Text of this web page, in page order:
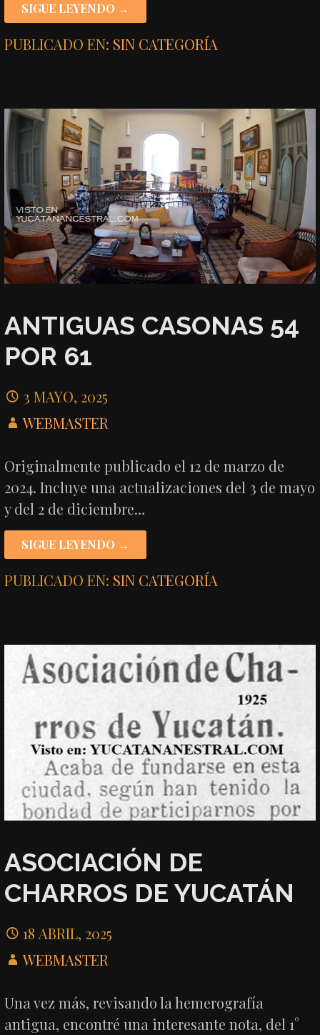
SIGUE LEYENDO →
PUBLICADO EN: SIN CATEGORÍA
ANTIGUAS CASONAS 54
POR 61
3 MAYO, 2025
WEBMASTER
Originalmente publicado el 12 de marzo de
2024. Incluye una actualizaciones del 3 de mayo
y del 2 de diciembre…
SIGUE LEYENDO →
PUBLICADO EN: SIN CATEGORÍA
ASOCIACIÓN DE
CHARROS DE YUCATÁN
18 ABRIL, 2025
WEBMASTER
Una vez más, revisando la hemerografía
antigua, encontré una interesante nota, del 1°